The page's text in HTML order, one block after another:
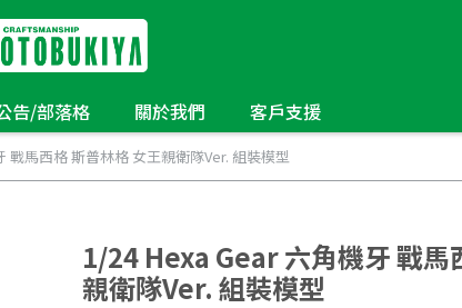
告/部落格 關於我們 客戶支援
戰馬西格 斯普林格 女王親衛隊Ver. 組裝模型
1/24 Hexa Gear 六角機牙 戰馬
親衛隊Ver. 組裝模型